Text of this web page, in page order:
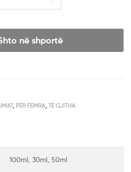
në shportë
, PËR FEMRA TË GJITHA
100ml, 30ml, 50ml